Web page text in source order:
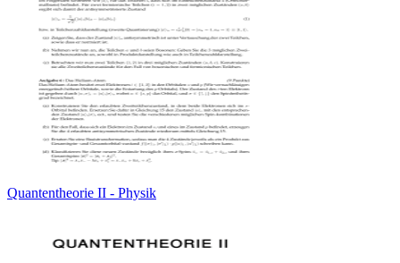
Quantentheorie II - Physik